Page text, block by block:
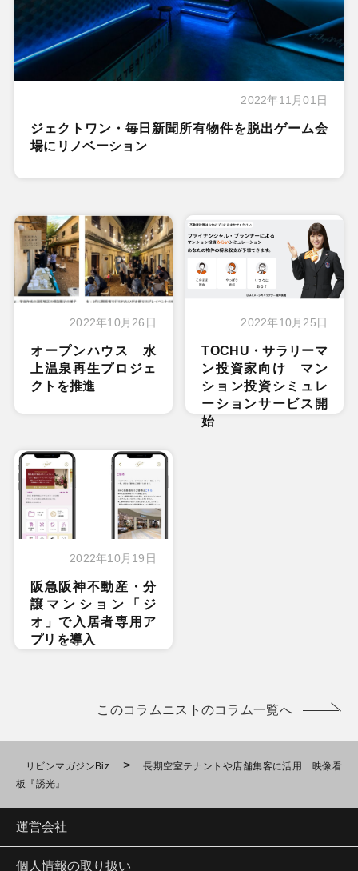
2022年11月01日
ジェクトワン・毎日新聞所有物件を脱出ゲーム会
場にリノベーション
2022年10月26日
オープンハウス 水
上温泉再生プロジェ
クトを推進
2022年10月25日
TOCHU・サラリーマ
ン投資家向け マン
ション投資シミュレ
ーションサービス開
始
2022年10月19日
阪急阪神不動産・分
譲マンション「ジ
オ」で入居者専用ア
プリを導入
このコラムニストのコラム一覧へ
リビンマガジンBiz >
長期空室テナントや店舗集客に活用 映像看
板『誘光』
運営会社
個人情報の取り扱い